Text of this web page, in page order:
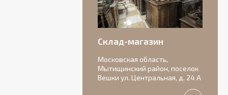
Склад-магазин
Московская область,
Мытищинский район, поселок
Вешки ул. Центральная, д. 24 А
Антикварная
бисквитная
композиция с
156 000
Очаровательные
Идеальное состояние.